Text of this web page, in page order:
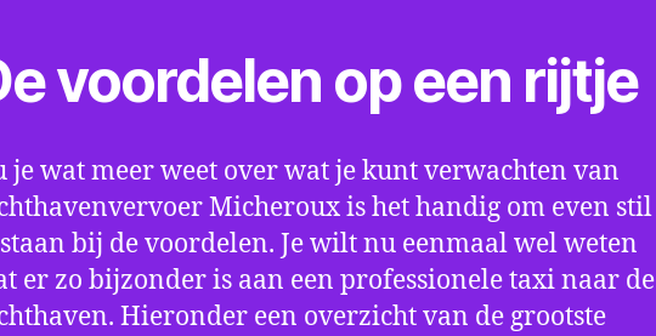
voordelen op een rijtje
je wat meer weet over wat je kunt verwachten van
Micheroux is het handig om even stil
bij de voordelen. Je wilt nu eenmaal wel weten
er zo bijzonder is aan een professionele taxi naar de
Hieronder een overzicht van de grootste